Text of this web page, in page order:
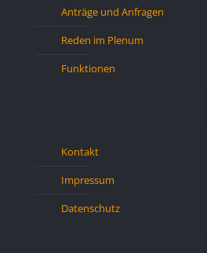
Anträge und Anfragen
Reden im Plenum
Funktionen
Kontakt
Impressum
Datenschutz